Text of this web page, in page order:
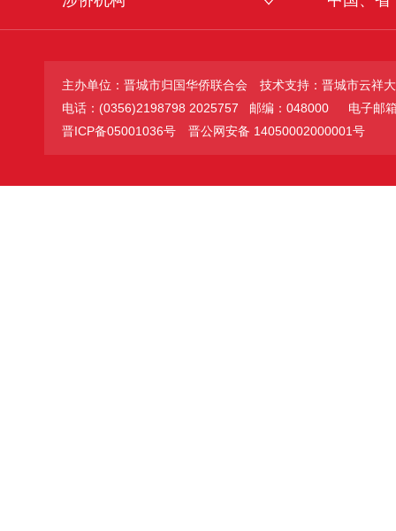
主办单位：晋城市归国华侨联合会
技术支持：晋城市云祥
电话：(0356)2198798 2025757 邮编：048000
电子邮
晋ICP备05001036号
晋公网安备 14050002000001号